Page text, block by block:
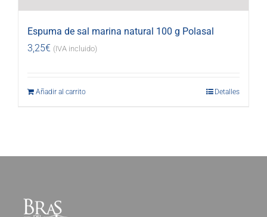
Espuma de sal marina natural 100 g Polasal
3,25€ (IVA incluido)
Añadir al carrito Detalles